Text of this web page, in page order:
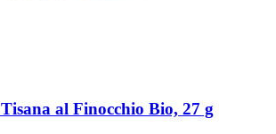
Tisana al Finocchio Bio, 27 g